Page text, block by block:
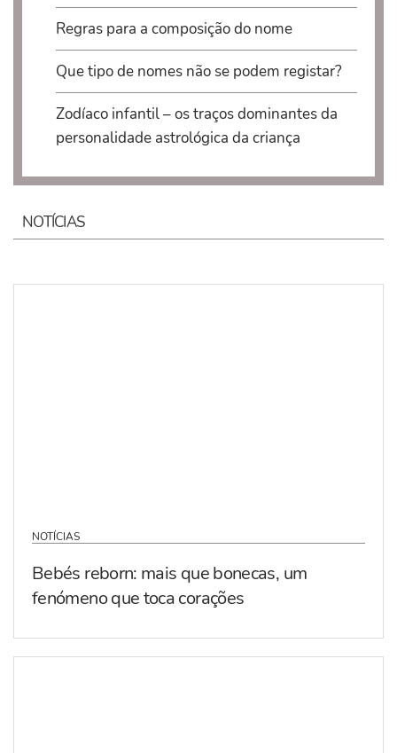
Regras para a composição do nome
Que tipo de nomes não se podem registar?
Zodíaco infantil – os traços dominantes da
personalidade astrológica da criança
NOTÍCIAS
NOTÍCIAS
Bebés reborn: mais que bonecas, um
fenómeno que toca corações